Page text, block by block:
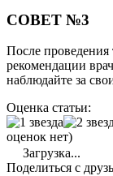
СОВЕТ №3
После проведения
рекомендации
наблюдайте за
Оценка статьи:
оценок нет)
Загрузка...
Поделиться с